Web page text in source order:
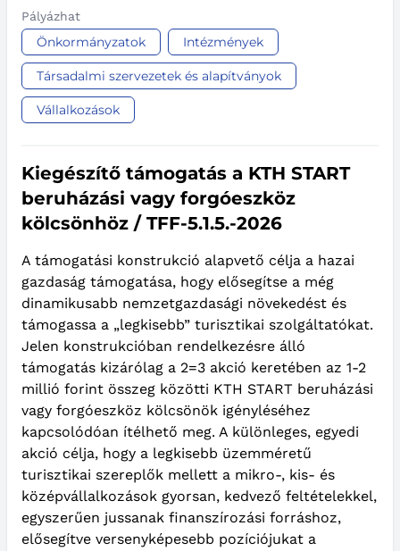
Pályázhat
Önkormányzatok Intézmények
Társadalmi szervezetek és alapítványok
Vállalkozások
Kiegészítő támogatás a KTH START
beruházási vagy forgóeszköz
kölcsönhöz / TFF-5.1.5.-2026
A támogatási konstrukció alapvető célja a hazai
gazdaság támogatása, hogy elősegítse a még
dinamikusabb nemzetgazdasági növekedést és
támogassa a „legkisebb” turisztikai szolgáltatókat.
Jelen konstrukcióban rendelkezésre álló
támogatás kizárólag a 2=3 akció keretében az 1-2
millió forint összeg közötti KTH START beruházási
vagy forgóeszköz kölcsönök igényléséhez
kapcsolódóan ítélhető meg. A különleges, egyedi
akció célja, hogy a legkisebb üzemméretű
turisztikai szereplők mellett a mikro-, kis- és
középvállalkozások gyorsan, kedvező feltételekkel,
egyszerűen jussanak finanszírozási forráshoz,
elősegítve versenyképesebb pozíciójukat a